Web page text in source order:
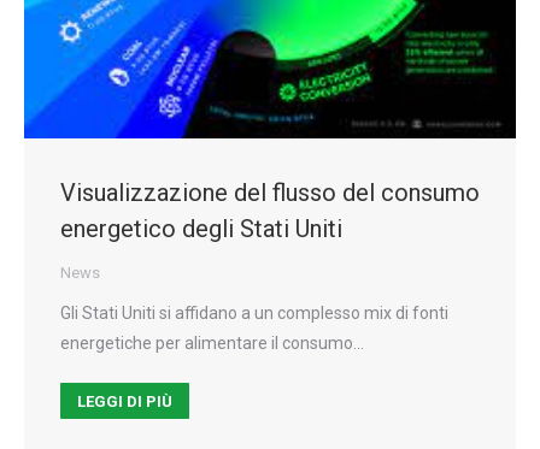
Visualizzazione del flusso del consumo
energetico degli Stati Uniti
News
Gli Stati Uniti si affidano a un complesso mix di fonti
energetiche per alimentare il consumo…
LEGGI DI PIÙ